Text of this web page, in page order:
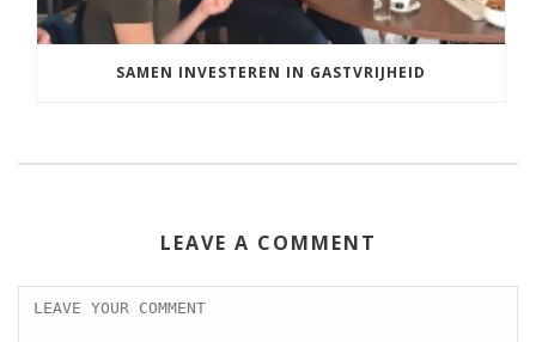
SAMEN INVESTEREN IN GASTVRIJHEID
LEAVE A COMMENT